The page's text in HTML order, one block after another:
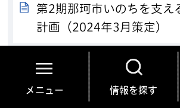
メニュー 情報を探す
第2期那珂市いのちを支え
計画（2024年3月策定）
那珂市子ども・子育て支
那珂市公共施設等マネジメ